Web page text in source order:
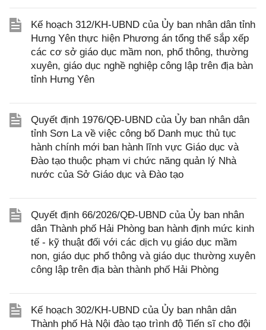
Kế hoạch 312/KH-UBND của Ủy ban nhân dân tỉnh
Hưng Yên thực hiện Phương án tổng thể sắp xếp
các cơ sở giáo dục mầm non, phổ thông, thường
xuyên, giáo dục nghề nghiệp công lập trên địa bàn
tỉnh Hưng Yên
Quyết định 1976/QĐ-UBND của Ủy ban nhân dân
tỉnh Sơn La về việc công bố Danh mục thủ tục
hành chính mới ban hành lĩnh vực Giáo dục và
Đào tạo thuộc phạm vi chức năng quản lý Nhà
nước của Sở Giáo dục và Đào tạo
Quyết định 66/2026/QĐ-UBND của Ủy ban nhân
dân Thành phố Hải Phòng ban hành định mức kinh
tế - kỹ thuật đối với các dịch vụ giáo dục mầm
non, giáo dục phổ thông và giáo dục thường xuyên
công lập trên địa bàn thành phố Hải Phòng
Kế hoạch 302/KH-UBND của Ủy ban nhân dân
Thành phố Hà Nội đào tạo trình độ Tiến sĩ cho đội